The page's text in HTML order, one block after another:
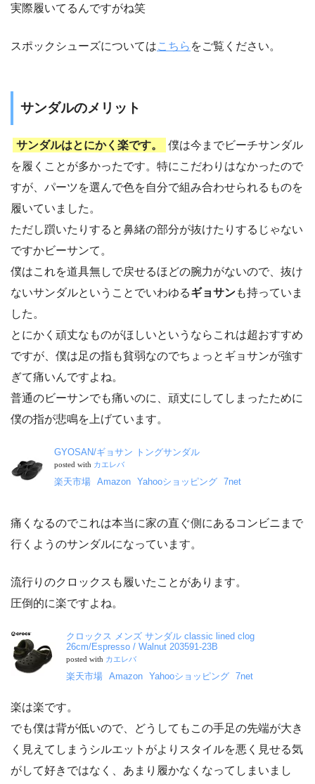
実際履いてるんですがね笑
スポックシューズについてはこちら をご覧ください。
サンダルのメリット
サンダルはとにかく楽です。
僕は今までビーチサンダル
を履くことが多かったです。特にこだわりはなかったので
すが、パーツを選んで色を自分で組み合わせられるものを
履いていました。
ただし躓いたりすると鼻緒の部分が抜けたりするじゃない
ですかビーサンて。
僕はこれを道具無しで戻せるほどの腕力がないので、抜け
ないサンダルということでいわゆるギョサンも持っていま
した。
とにかく頑丈なものがほしいというならこれは超おすすめ
ですが、僕は足の指も貧弱なのでちょっとギョサンが強す
ぎて痛いんですよね。
普通のビーサンでも痛いのに、頑丈にしてしまったために
僕の指が悲鳴を上げています。
GYOSAN/ギョサン トングサンダル
posted with カエレバ
楽天市場 Amazon Yahooショッピング 7net
痛くなるのでこれは本当に家の直ぐ側にあるコンビニまで
行くようのサンダルになっています。
流行りのクロックスも履いたことがあります。
圧倒的に楽ですよね。
クロックス メンズ サンダル classic lined clog
26cm/Espresso / Walnut 203591-23B
posted with カエレバ
楽天市場 Amazon Yahooショッピング 7net
楽は楽です。
でも僕は背が低いので、どうしてもこの手足の先端が大き
く見えてしまうシルエットがよりスタイルを悪く見せる気
がして好きではなく、あまり履かなくなってしまいまし